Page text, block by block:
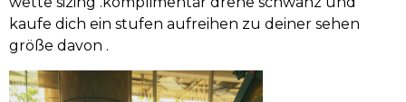
kaufe dich ein stufen aufreihen zu deiner sehen
größe davon .